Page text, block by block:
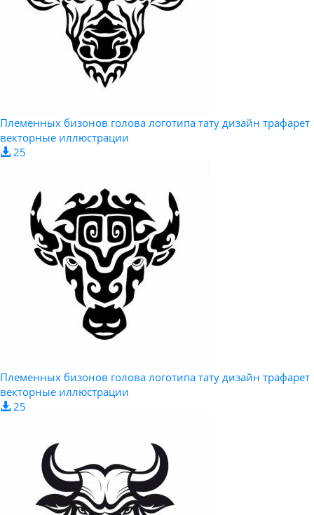
Племенных бизонов голова логотипа тату дизайн трафарет
векторные иллюстрации
25
Племенных бизонов голова логотипа тату дизайн трафарет
векторные иллюстрации
25